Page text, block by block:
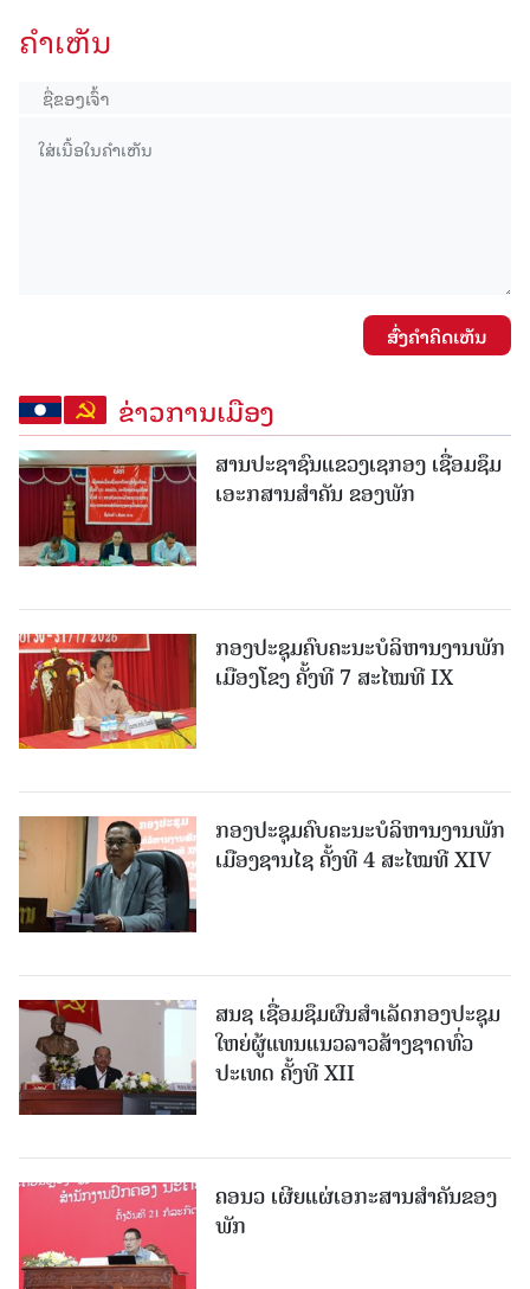
ຄໍາເຫັນ
ສົ່ງຄໍາຄິດເຫັນ
ຂ່າວການເມືອງ
ສານປະຊາຊົນແຂວງເຊກອງ ເຊື່ອມຊຶມ
ເອະກສານສໍາຄັນ ຂອງພັກ
ກອງປະຊຸມຄົບຄະນະບໍລິຫານງານພັກ
ເມືອງໂຂງ ຄັ້ງທີ 7 ສະໄໝທີ IX
ກອງປະຊຸມຄົບຄະນະບໍລິຫານງານພັກ
ເມືອງຊານ​ໄຊ ຄັ້ງທີ 4 ສະໄໝທີ XIV
ສນຊ ເຊື່ອມຊຶມຜົນສໍາເລັດກອງປະຊຸມ
ໃຫຍ່ຜູ້ແທນແນວລາວສ້າງຊາດທົ່ວ
ປະເທດ ຄັ້ງທີ XII
ຄອນວ ເຜີຍແຜ່ເອກະສານສໍາຄັນຂອງ
ພັກ